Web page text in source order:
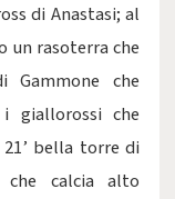
di Anastasi; al
un rasoterra che
che
giallorossi che
bella torre di
che calcia alto